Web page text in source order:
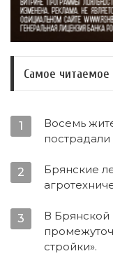
Самое читаемое
1
Восемь
2
Брянские
3
В Брянской
стройки».